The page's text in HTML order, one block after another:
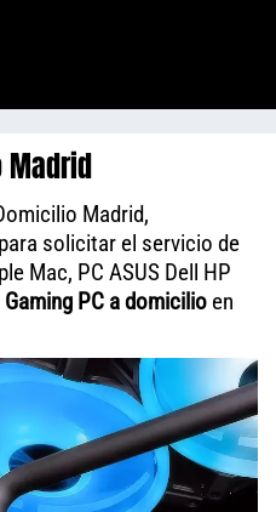
Madrid
Madrid,
solicitar el servicio de
Mac, PC ASUS Dell HP
PC a domicilio en